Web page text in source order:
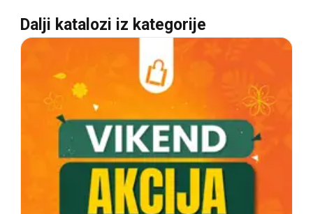
Dalji katalozi iz kategorije